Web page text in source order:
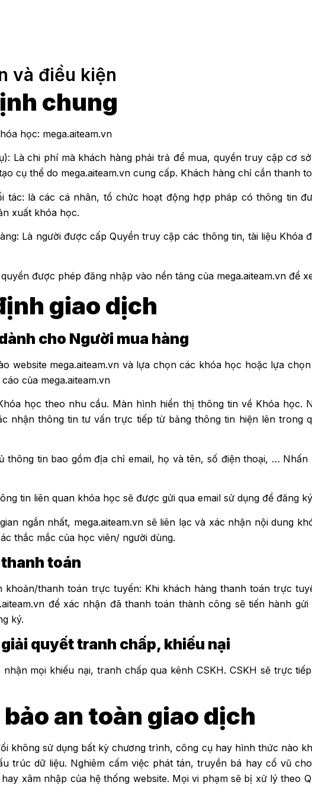
và điều kiện
chung
học: mega.aiteam.vn
Là chi phí mà khách hàng phải trả để mua, quyền truy cập cơ
cụ thể do mega.aiteam.vn cung cấp. Khách hàng chỉ cần thanh
tác: là các cá nhân, tổ chức hoạt động hợp pháp có thông tin
xuất khóa học.
Là người được cấp Quyền truy cập các thông tin, tài liệu Khóa
được phép đăng nhập vào nền tảng của mega.aiteam.vn để
giao dịch
cho Người mua hàng
website mega.aiteam.vn và lựa chọn các khóa học hoặc lựa
của mega.aiteam.vn
học theo nhu cầu. Màn hình hiển thị thông tin về Khóa học.
nhận thông tin tư vấn trực tiếp từ bảng thông tin hiện lên trong
thông tin bao gồm địa chỉ email, họ và tên, số điện thoại, … Nhấn
tin liên quan khóa học sẽ được gửi qua email sử dụng để đăng
ngắn nhất, mega.aiteam.vn sẽ liên lạc và xác nhận nội dung
thắc mắc của học viên/ người dùng.
toán
khoản/thanh toán trực tuyến: Khi khách hàng thanh toán trực
để xác nhận đã thanh toán thành công sẽ tiến hành
ký.
quyết tranh chấp, khiếu nại
nhận mọi khiếu nại, tranh chấp qua kênh CSKH. CSKH sẽ trực
an toàn giao dịch
không sử dụng bất kỳ chương trình, công cụ hay hình thức nào
trúc dữ liệu. Nghiêm cấm việc phát tán, truyền bá hay cổ vũ
xâm nhập của hệ thống website. Mọi vi phạm sẽ bị xử lý theo